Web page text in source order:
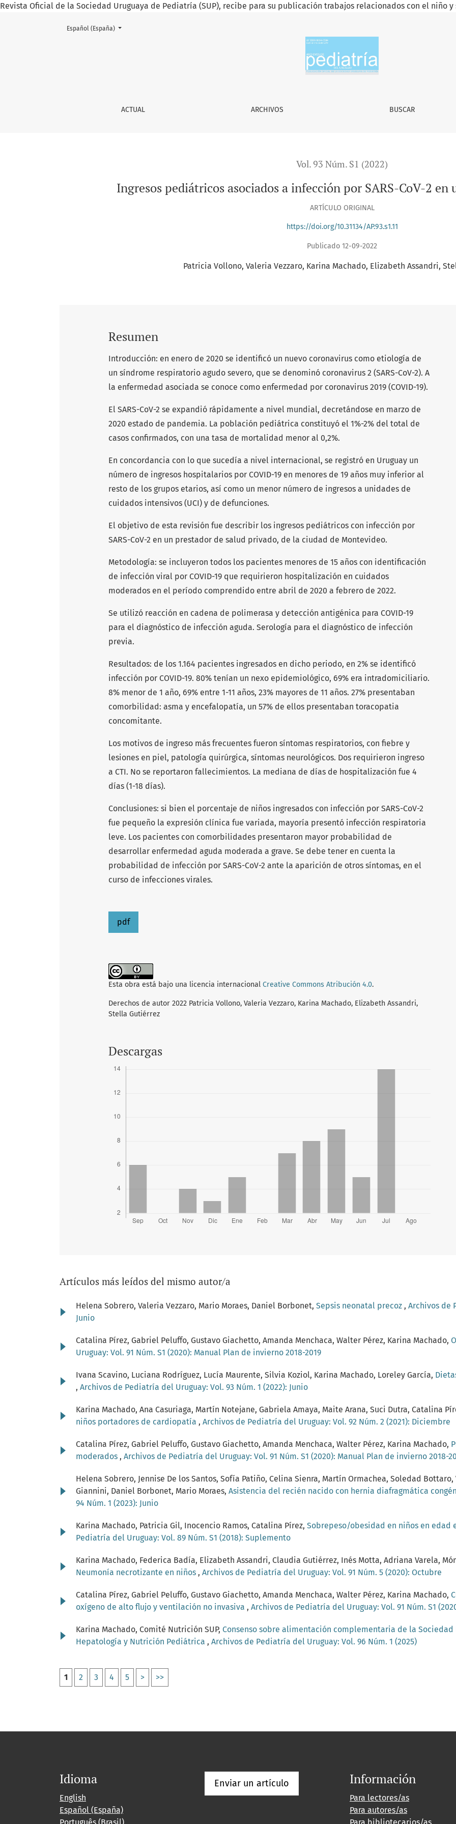
Revista Oficial de la Sociedad Uruguaya de Pediatría (SUP), recibe para su publicación trabajos relacionados con el niño y
Ingresos pediátricos asociados a infección por SARS-CoV-2 en un prestador de salud
ACTUAL ARCHIVOS BUSCAR
Cambiar el idioma. El actual es:
Español (España)
Vol. 93 Núm. S1 (2022)
Ingresos pediátricos asociados a infección por SARS-CoV-2 en
ARTÍCULO ORIGINAL
https://doi.org/10.31134/AP.93.s1.11
Publicado 12-09-2022
Patricia Vollono Valeria Vezzaro Karina Machado Elizabeth Assandri
Resumen
Introducción: en enero de 2020 se identificó un nuevo coronavirus como etiología de
un síndrome respiratorio agudo severo, que se denominó coronavirus 2 (SARS-CoV-2). A
la enfermedad asociada se conoce como enfermedad por coronavirus 2019 (COVID-19).
El SARS-CoV-2 se expandió rápidamente a nivel mundial, decretándose en marzo de
2020 estado de pandemia. La población pediátrica constituyó el 1%-2% del total de
casos confirmados, con una tasa de mortalidad menor al 0,2%.
En concordancia con lo que sucedía a nivel internacional, se registró en Uruguay un
número de ingresos hospitalarios por COVID-19 en menores de 19 años muy inferior al
resto de los grupos etarios, así como un menor número de ingresos a unidades de
cuidados intensivos (UCI) y de defunciones.
El objetivo de esta revisión fue describir los ingresos pediátricos con infección por
SARS-CoV-2 en un prestador de salud privado, de la ciudad de Montevideo.
Metodología: se incluyeron todos los pacientes menores de 15 años con identificación
de infección viral por COVID-19 que requirieron hospitalización en cuidados
moderados en el período comprendido entre abril de 2020 a febrero de 2022.
Se utilizó reacción en cadena de polimerasa y detección antigénica para COVID-19
para el diagnóstico de infección aguda. Serología para el diagnóstico de infección
previa.
Resultados: de los 1.164 pacientes ingresados en dicho periodo, en 2% se identificó
infección por COVID-19. 80% tenían un nexo epidemiológico, 69% era intradomiciliario.
8% menor de 1 año, 69% entre 1-11 años, 23% mayores de 11 años. 27% presentaban
comorbilidad: asma y encefalopatía, un 57% de ellos presentaban toracopatia
concomitante.
Los motivos de ingreso más frecuentes fueron síntomas respiratorios, con fiebre y
lesiones en piel, patología quirúrgica, síntomas neurológicos. Dos requirieron ingreso
a CTI. No se reportaron fallecimientos. La mediana de días de hospitalización fue 4
días (1-18 días).
Conclusiones: si bien el porcentaje de niños ingresados con infección por SARS-CoV-2
fue pequeño la expresión clínica fue variada, mayoría presentó infección respiratoria
leve. Los pacientes con comorbilidades presentaron mayor probabilidad de
desarrollar enfermedad aguda moderada a grave. Se debe tener en cuenta la
probabilidad de infección por SARS-CoV-2 ante la aparición de otros síntomas, en el
curso de infecciones virales.
pdf
Esta obra está bajo una licencia internacional Creative Commons Atribución 4.0.
Derechos de autor 2022 Patricia Vollono, Valeria Vezzaro, Karina Machado, Elizabeth Assandri,
Stella Gutiérrez
Descargas
Artículos más leídos del mismo autor/a
Helena Sobrero, Valeria Vezzaro, Mario Moraes, Daniel Borbonet, Sepsis neonatal precoz , Archivos de
Junio
Catalina Pírez, Gabriel Peluffo, Gustavo Giachetto, Amanda Menchaca, Walter Pérez, Karina Machado,
Uruguay: Vol. 91 Núm. S1 (2020): Manual Plan de invierno 2018-2019
Ivana Scavino, Luciana Rodríguez, Lucía Maurente, Silvia Koziol, Karina Machado, Loreley García,
, Archivos de Pediatría del Uruguay: Vol. 93 Núm. 1 (2022): Junio
Karina Machado, Ana Casuriaga, Martín Notejane, Gabriela Amaya, Maite Arana, Suci Dutra, Catalina
niños portadores de cardiopatía , Archivos de Pediatría del Uruguay: Vol. 92 Núm. 2 (2021): Diciembre
Catalina Pírez, Gabriel Peluffo, Gustavo Giachetto, Amanda Menchaca, Walter Pérez, Karina Machado,
moderados , Archivos de Pediatría del Uruguay: Vol. 91 Núm. S1 (2020): Manual Plan de invierno 2018-
Helena Sobrero, Jennise De los Santos, Sofía Patiño, Celina Sienra, Martín Ormachea, Soledad
Giannini, Daniel Borbonet, Mario Moraes, Asistencia del recién nacido con hernia diafragmática
94 Núm. 1 (2023): Junio
Karina Machado, Patricia Gil, Inocencio Ramos, Catalina Pírez, Sobrepeso/obesidad en niños en edad
Pediatría del Uruguay: Vol. 89 Núm. S1 (2018): Suplemento
Karina Machado, Federica Badía, Elizabeth Assandri, Claudia Gutiérrez, Inés Motta, Adriana Varela,
Neumonía necrotizante en niños , Archivos de Pediatría del Uruguay: Vol. 91 Núm. 5 (2020): Octubre
Catalina Pírez, Gabriel Peluffo, Gustavo Giachetto, Amanda Menchaca, Walter Pérez, Karina Machado,
oxígeno de alto flujo y ventilación no invasiva , Archivos de Pediatría del Uruguay: Vol. 91 Núm. S1
Karina Machado, Comité Nutrición SUP, Consenso sobre alimentación complementaria de la
Hepatología y Nutrición Pediátrica , Archivos de Pediatría del Uruguay: Vol. 96 Núm. 1 (2025)
1 2 3 4 5 > >>
Idioma
English
Español (España)
Enviar un artículo Información
Para lectores/as
Para autores/as